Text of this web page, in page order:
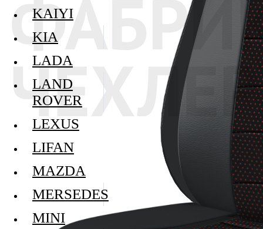
KAIYI
KIA
LADA
LAND
ROVER
LEXUS
LIFAN
MAZDA
MERSEDES
MINI